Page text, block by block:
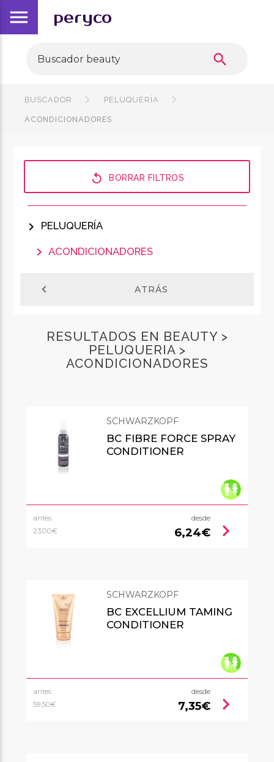
menu peryco
search
BUSCADOR PELUQUERÍA
ACONDICIONADORES
replay BORRAR FILTROS
chevron_right PELUQUERÍA
chevron_right ACONDICIONADORES
chevron_left ATRÁS
RESULTADOS EN BEAUTY >
PELUQUERIA >
ACONDICIONADORES
SCHWARZKOPF
BC FIBRE FORCE SPRAY
CONDITIONER
antes
23,00€
desde
6,24€ chevron_right
SCHWARZKOPF
BC EXCELLIUM TAMING
CONDITIONER
antes
59,50€
desde
7,35€ chevron_right